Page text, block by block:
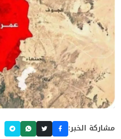
مشاركة الخبر: